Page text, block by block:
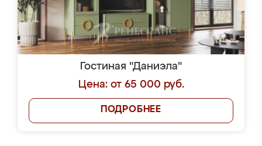
Гостиная "Даниэла"
Цена: от 65 000 руб.
ПОДРОБНЕЕ